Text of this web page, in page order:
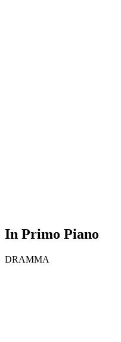
In Primo Piano
DRAMMA